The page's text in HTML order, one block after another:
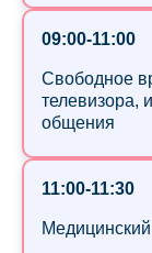
09:00-11:00
Свободное
телевизора,
общения
11:00-11:30